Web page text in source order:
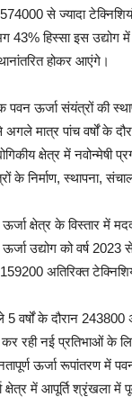
से ज्यादा
43% हिस्सा इस उद्योग
होकर आएंगे।
पवन ऊर्जा संयंत्रों की
मात्र पांच वर्षों के
क्षेत्र में
के निर्माण, स्थापना,
क्षेत्र के विस्तार में
उद्योग को वर्ष
अतिरिक्त
वर्षों के दौरान 243800
रही नई प्रतिभाओं के
ऊर्जा रूपांतरण में
क्षेत्र में आपूर्ति श्रृंखला में